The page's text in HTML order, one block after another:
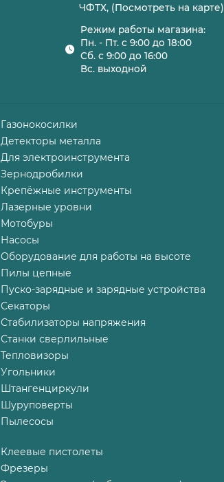
ЧФТХ, (Посмотреть на карте)
Режим работы магазина:
Пн. - Пт. с 9:00 до 18:00
Сб. с 9:00 до 16:00
Вс. выходной
Газонокосилки
Детекторы металла
Для электроинструмента
Зернодробилки
Крепёжные инструменты
Лазерные уровни
Мотобуры
Насосы
Оборудование для работы на высоте
Пилы цепные
Пуско-зарядные и зарядные устройства
Секаторы
Стабилизаторы напряжения
Станки сверлильные
Тепловизоры
Угольники
Штангенциркули
Шуруповерты
Пылесосы
Клеевые пистолеты
Фрезеры